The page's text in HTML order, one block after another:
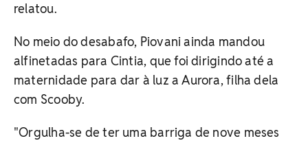
relatou.
No meio do desabafo, Piovani ainda mandou
alfinetadas para Cintia, que foi dirigindo até a
maternidade para dar à luz a Aurora, filha dela
com Scooby.
"Orgulha-se de ter uma barriga de nove meses